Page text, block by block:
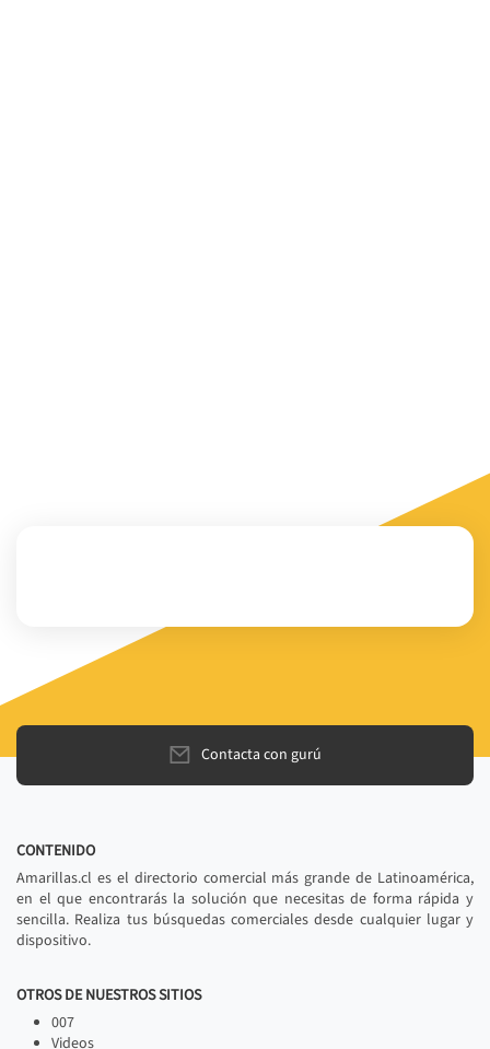
Contacta con gurú
CONTENIDO
Amarillas.cl es el directorio comercial más grande de Latinoamérica,
en el que encontrarás la solución que necesitas de forma rápida y
sencilla. Realiza tus búsquedas comerciales desde cualquier lugar y
dispositivo.
OTROS DE NUESTROS SITIOS
007
Videos